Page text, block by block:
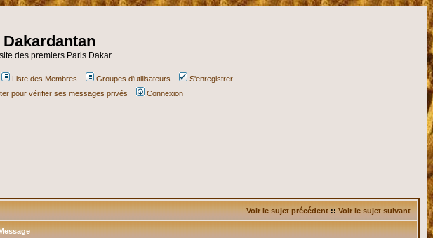
Dakardantan
des premiers Paris Dakar
Liste des Membres Groupes d'utilisateurs
S'enregistrer
pour vérifier ses messages privés Connexion
Voir le sujet précédent :: Voir le sujet suivant